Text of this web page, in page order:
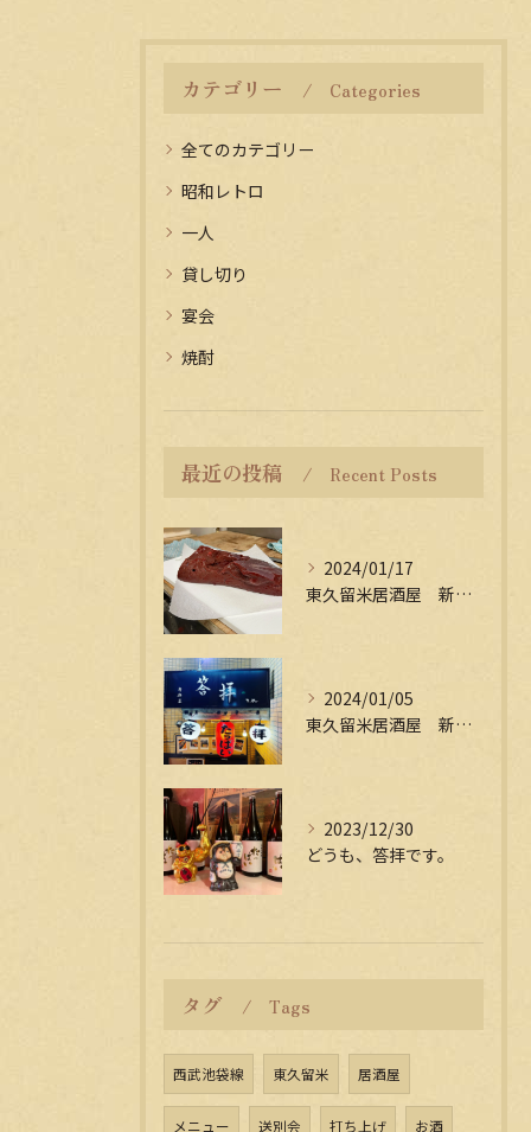
カテゴリー Categories
全てのカテゴリー
昭和レトロ
一人
貸し切り
宴会
焼酎
最近の投稿 Recent Posts
2024/01/17
東久留米居酒屋 新年会受付中
2024/01/05
東久留米居酒屋 新年会受付中
2023/12/30
どうも、答拝です。
タグ Tags
西武池袋線 東久留米 居酒屋
メニュー 送別会 打ち上げ お酒